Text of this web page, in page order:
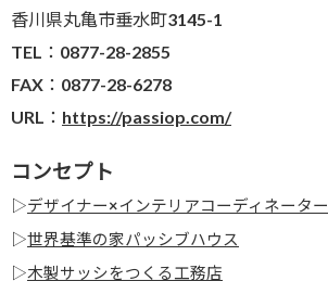
香川県丸亀市垂水町3145-1
TEL：0877-28-2855
FAX：0877-28-6278
URL： https://passiop.com/
コンセプト
▷デザイナー×インテリアコーディネーター
▷世界基準の家パッシブハウス
▷木製サッシをつくる工務店